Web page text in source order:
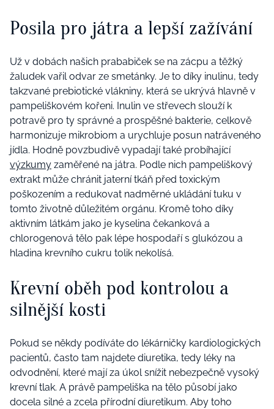
Posila pro játra a lepší zažívání
Už v dobách našich prababiček se na zácpu a těžký
žaludek vařil odvar ze smetánky. Je to díky inulinu, tedy
takzvané prebiotické vlákniny, která se ukrývá hlavně v
pampeliškovém kořeni. Inulin ve střevech slouží k
potravě pro ty správné a prospěšné bakterie, celkově
harmonizuje mikrobiom a urychluje posun natráveného
jídla. Hodně povzbudivě vypadají také probíhající
výzkumy zaměřené na játra. Podle nich pampeliškový
extrakt může chránit jaterní tkáň před toxickým
poškozením a redukovat nadměrné ukládání tuku v
tomto životně důležitém orgánu. Kromě toho díky
aktivním látkám jako je kyselina čekanková a
chlorogenová tělo pak lépe hospodaří s glukózou a
hladina krevního cukru tolik nekolísá.
Krevní oběh pod kontrolou a
silnější kosti
Pokud se někdy podíváte do lékárničky kardiologických
pacientů, často tam najdete diuretika, tedy léky na
odvodnění, které mají za úkol snížit nebezpečně vysoký
krevní tlak. A právě pampeliška na tělo působí jako
docela silné a zcela přírodní diuretikum. Aby toho